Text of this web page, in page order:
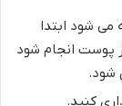
شود ابتدا
انجام شود
شود.
کنید.